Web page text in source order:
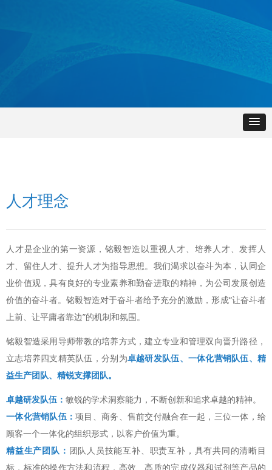
人才理念
人才是企业的第一资源，铭毅智造以重视人才、培养人才、发挥人
才、留住人才、提升人才为指导思想。我们渴求以奋斗为本，认同企
业价值观，具有良好的专业素养和勤奋进取的精神，为公司发展创造
价值的奋斗者。铭毅智造对于奋斗者给予充分的激励，形成“让奋斗者
上前、让平庸者靠边”的机制和氛围。
铭毅智造采用导师带教的培养方式，建立专业和管理双向晋升路径，
立志培养四支精英队伍，分别为卓越研发队伍、一体化营销队伍、精
益生产团队、精锐支撑团队。
卓越研发队伍： 敏锐的学术洞察能力，不断创新和追求卓越的精神。
一体化营销队伍：项目、商务、售前交付融合在一起，三位一体，给
顾客一个一体化的组织形式，以客户价值为重。
精益生产团队： 团队人员技能互补、职责互补，具有共同的清晰目
标，标准的操作方法和流程，高效、高质的完成仪器和试剂等产品的